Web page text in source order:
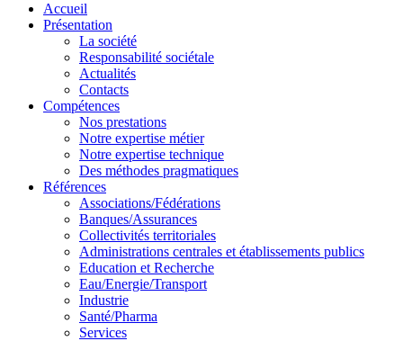
Accueil
Présentation
La société
Responsabilité sociétale
Actualités
Contacts
Compétences
Nos prestations
Notre expertise métier
Notre expertise technique
Des méthodes pragmatiques
Références
Associations/Fédérations
Banques/Assurances
Collectivités territoriales
Administrations centrales et établissements publics
Education et Recherche
Eau/Energie/Transport
Industrie
Santé/Pharma
Services